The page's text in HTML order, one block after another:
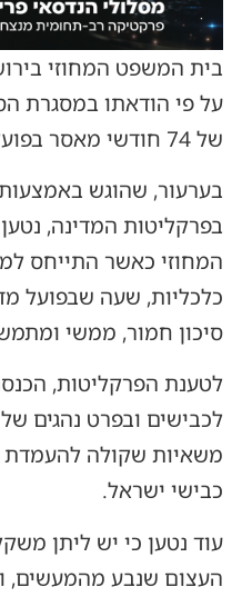
בית המשפט המחוזי
על פי הודאתו במסגרת
של 74 חודשי מאסר בפועל, לצד עונשים נלווים.
בערעור, שהוגש
בפרקליטות המדינה,
המחוזי כאשר התייחס
כלכליות, שעה שבפועל
סיכון חמור, ממשי
לטענת הפרקליטות,
לכבישים ובפרט נהגים
משאיות שקולה
כבישי ישראל.
עוד נטען כי יש ליתן
העצום שנבע מהמעשים,